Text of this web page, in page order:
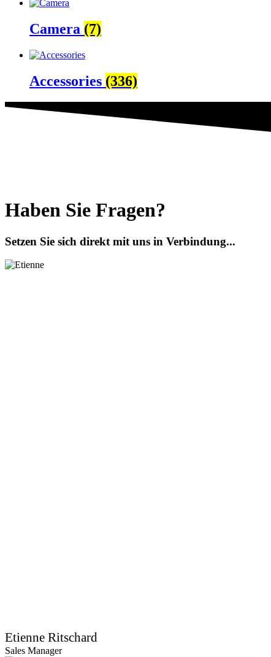
Camera (7)
Accessories (336)
Haben Sie Fragen?
Setzen Sie sich direkt mit uns in Verbindung...
Etienne Ritschard
Sales Manager